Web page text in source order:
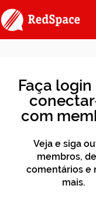
Faça login
com
Veja e siga
membros,
comentários e
mais.